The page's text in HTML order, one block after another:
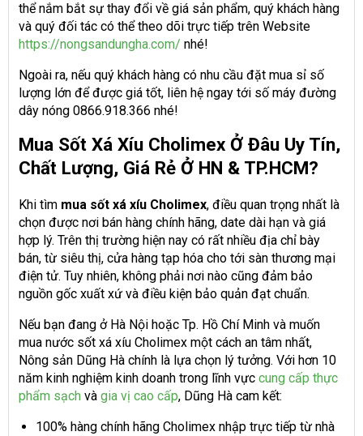
thể nắm bắt sự thay đổi về giá sản phẩm, quý khách hàng
và quý đối tác có thể theo dõi trực tiếp trên Website
https://nongsandungha.com/ nhé!
Ngoài ra, nếu quý khách hàng có nhu cầu đặt mua sỉ số
lượng lớn để được giá tốt, liên hệ ngay tới số máy đường
dây nóng 0866.918.366 nhé!
Mua Sốt Xá Xíu Cholimex Ở Đâu Uy Tín,
Chất Lượng, Giá Rẻ Ở HN & TP.HCM?
Khi tìm mua sốt xá xíu Cholimex, điều quan trọng nhất là
chọn được nơi bán hàng chính hãng, date dài hạn và giá
hợp lý. Trên thị trường hiện nay có rất nhiều địa chỉ bày
bán, từ siêu thị, cửa hàng tạp hóa cho tới sàn thương mại
điện tử. Tuy nhiên, không phải nơi nào cũng đảm bảo
nguồn gốc xuất xứ và điều kiện bảo quản đạt chuẩn.
Nếu bạn đang ở Hà Nội hoặc Tp. Hồ Chí Minh và muốn
mua nước sốt xá xíu Cholimex một cách an tâm nhất,
Nông sản Dũng Hà chính là lựa chọn lý tưởng. Với hơn 10
năm kinh nghiệm kinh doanh trong lĩnh vực cung cấp thực
phẩm sạch và gia vị cao cấp, Dũng Hà cam kết:
100% hàng chính hãng Cholimex nhập trực tiếp từ nhà